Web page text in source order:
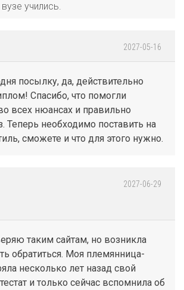
учились.
2027-05-16
посылку, да, действительно
Спасибо, что помогли
всех нюансах и правильно
Теперь необходимо поставить на
сможете и что для этого нужно.
2027-06-29
таким сайтам, но возникла
обратиться. Моя племянница-
несколько лет назад свой
и только сейчас вспомнила об